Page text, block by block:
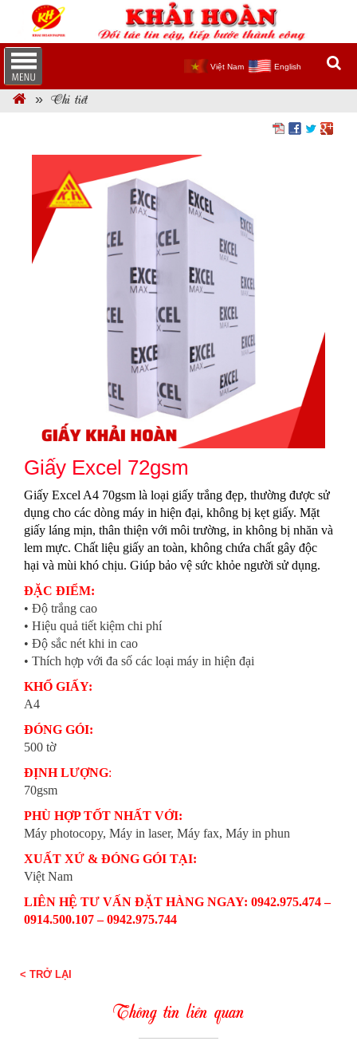
Việt Nam English
Chi tiết
Giấy Excel 72gsm
Giấy Excel A4 70gsm là loại giấy trắng đẹp, thường được sử
dụng cho các dòng máy in hiện đại, không bị kẹt giấy. Mặt
giấy láng mịn, thân thiện với môi trường, in không bị nhăn và
lem mực. Chất liệu giấy an toàn, không chứa chất gây độc
hại và mùi khó chịu. Giúp bảo vệ sức khỏe người sử dụng.
ĐẶC ĐIỂM:
• Độ trắng cao
• Hiệu quả tiết kiệm chi phí
• Độ sắc nét khi in cao
• Thích hợp với đa số các loại máy in hiện đại
KHỔ GIẤY:
A4
ĐÓNG GÓI:
500 tờ
ĐỊNH LƯỢNG:
70gsm
PHÙ HỢP TỐT NHẤT VỚI:
Máy photocopy, Máy in laser, Máy fax, Máy in phun
XUẤT XỨ & ĐÓNG GÓI TẠI:
Việt Nam
LIÊN HỆ TƯ VẤN ĐẶT HÀNG NGAY: 0942.975.474 –
0914.500.107 – 0942.975.744
< TRỞ LẠI
Thông tin liên quan